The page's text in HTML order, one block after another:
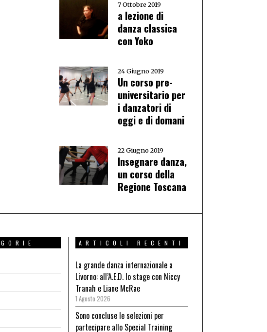
7 Ottobre 2019
a lezione di
danza classica
con Yoko
24 Giugno 2019
Un corso pre-
universitario per
i danzatori di
oggi e di domani
22 Giugno 2019
Insegnare danza,
un corso della
Regione Toscana
ARTICOLI RECENTI
La grande danza internazionale a
Livorno: all’A.E.D. lo stage con Niccy
Tranah e Liane McRae
1 Agosto 2026
Sono concluse le selezioni per
partecipare allo Special Training